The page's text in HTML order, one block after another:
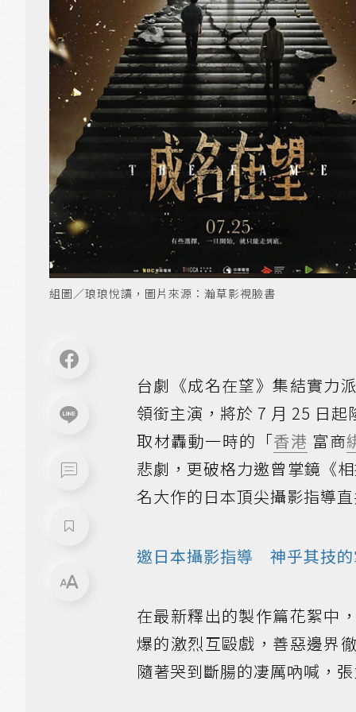
組圖／琅琅悅讀，圖片來源：瀚草影視臉書
台劇《成名在望》集結實力
領銜主演，將於 7 月 25 日
取材轟動一時的「香港 富商
悲劇，更破格力邀曾掌鏡《
名大作的日本頂尖攝影指導
邀日本攝影指導 神乎其技
在最新釋出的製作篇花絮中
爆的激烈互毆戲，善惡邊界
隨著哭到斷腸的凄厲吶喊，